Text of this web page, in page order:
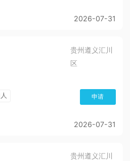
2026-07-31
贵州遵义汇川
区
申请
2026-07-31
贵州遵义汇川